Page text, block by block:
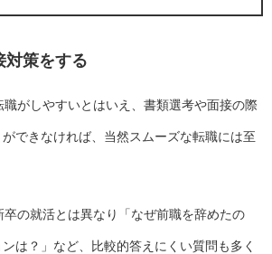
対策をする
がしやすいとはいえ、書類選考や面接の際
できなければ、当然スムーズな転職には至
の就活とは異なり「なぜ前職を辞めたの
は？」など、比較的答えにくい質問も多く